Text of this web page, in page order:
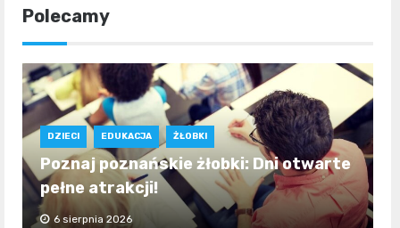
Polecamy
DZIECI EDUKACJA ŻŁOBKI
Poznaj poznańskie żłobki: Dni otwarte
pełne atrakcji!
6 sierpnia 2026